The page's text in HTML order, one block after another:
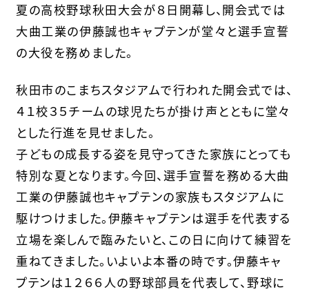
夏の高校野球秋田大会が８日開幕し、開会式では
大曲工業の伊藤誠也キャプテンが堂々と選手宣誓
の大役を務めました。
秋田市のこまちスタジアムで行われた開会式では、
４１校３５チームの球児たちが掛け声とともに堂々
とした行進を見せました。
子どもの成長する姿を見守ってきた家族にとっても
特別な夏となります。今回、選手宣誓を務める大曲
工業の伊藤誠也キャプテンの家族もスタジアムに
駆けつけました。伊藤キャプテンは選手を代表する
立場を楽しんで臨みたいと、この日に向けて練習を
重ねてきました。いよいよ本番の時です。伊藤キャ
プテンは１２６６人の野球部員を代表して、野球に